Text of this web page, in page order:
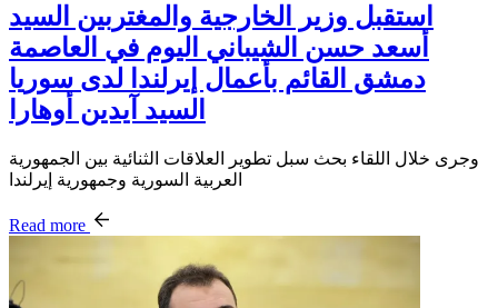
استقبل وزير الخارجية والمغتربين السيد
أسعد حسن الشيباني اليوم في العاصمة
دمشق القائم بأعمال إيرلندا لدى سوريا
السيد آيدين أوهارا
وجرى خلال اللقاء بحث سبل تطوير العلاقات الثنائية بين الجمهورية
العربية السورية وجمهورية إيرلندا
Read more